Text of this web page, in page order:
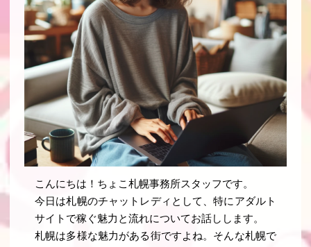
こんにちは！ちょこ札幌事務所スタッフです。
今日は札幌のチャットレディとして、特にアダルト
サイトで稼ぐ魅力と流れについてお話しします。
札幌は多様な魅力がある街ですよね。そんな札幌で